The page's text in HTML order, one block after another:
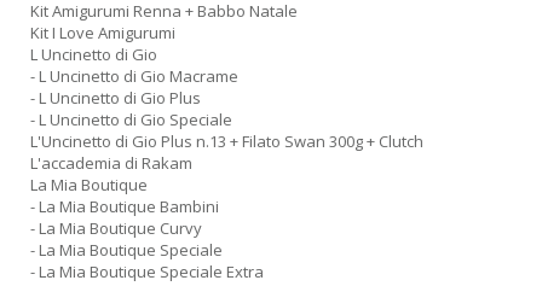
Kit Amigurumi Renna + Babbo Natale
Kit I Love Amigurumi
L Uncinetto di Gio
- L Uncinetto di Gio Macrame
- L Uncinetto di Gio Plus
- L Uncinetto di Gio Speciale
L'Uncinetto di Gio Plus n.13 + Filato Swan 300g + Clutch
L'accademia di Rakam
La Mia Boutique
- La Mia Boutique Bambini
- La Mia Boutique Curvy
- La Mia Boutique Speciale
- La Mia Boutique Speciale Extra